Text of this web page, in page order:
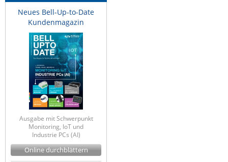
Neues Bell-Up-to-Date
Kundenmagazin
Ausgabe mit Schwerpunkt
Monitoring, IoT und
Industrie PCs (AI)
Online durchblättern